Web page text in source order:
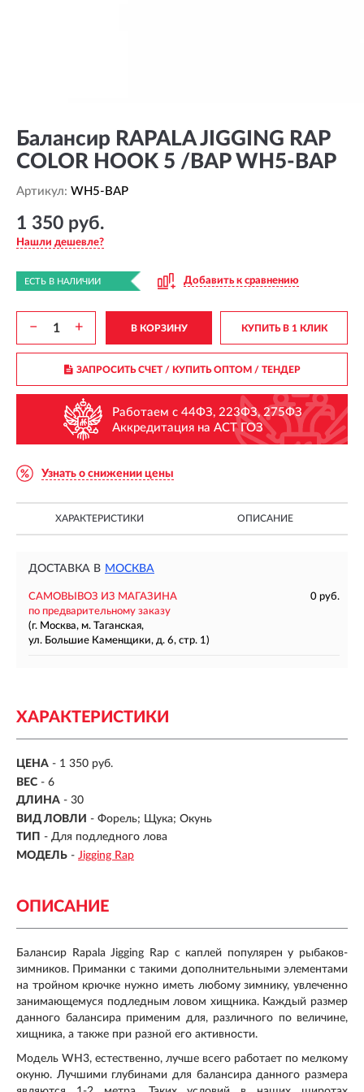
Балансир RAPALA JIGGING RAP
COLOR HOOK 5 /BAP WH5-BAP
Артикул: WH5-BAP
1 350 руб.
Нашли дешевле?
ЕСТЬ В НАЛИЧИИ Добавить к сравнению
− + В КОРЗИНУ КУПИТЬ В 1 КЛИК
ЗАПРОСИТЬ СЧЕТ / КУПИТЬ ОПТОМ/ ТЕНДЕР
Работаем с 44ФЗ, 223ФЗ, 275ФЗ
Аккредитация на АСТ ГОЗ
Узнать о снижении цены
ХАРАКТЕРИСТИКИ ОПИСАНИЕ
ДОСТАВКА В МОСКВА
САМОВЫВОЗ ИЗ МАГАЗИНА
0 руб.
по предварительному заказу
(г. Москва, м. Таганская,
ул. Большие Каменщики, д. 6, стр. 1)
ХАРАКТЕРИСТИКИ
ЦЕНА - 1 350 руб.
ВЕС - 6
ДЛИНА - 30
ВИД ЛОВЛИ - Форель; Щука; Окунь
ТИП - Для подледного лова
МОДЕЛЬ - Jigging Rap
ОПИСАНИЕ
Балансир Rapala Jigging Rap с каплей популярен у рыбаков-
зимников. Приманки с такими дополнительными элементами
на тройном крючке нужно иметь любому зимнику, увлеченно
занимающемуся подледным ловом хищника. Каждый размер
данного балансира применим для, различного по величине,
хищника, а также при разной его активности.
Модель WH3, естественно, лучше всего работает по мелкому
окуню. Лучшими глубинами для балансира данного размера